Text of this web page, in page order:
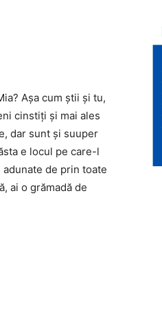
Așa cum știi și tu,
cinstiți și mai ales
dar sunt și suuper
e locul pe care-l
de prin toate
ai o grămadă de